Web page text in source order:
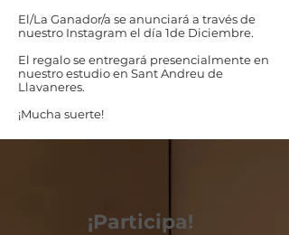
El/La Ganador/a se anunciará a través de
nuestro Instagram el día 1de Diciembre.
El regalo se entregará presencialmente en
nuestro estudio en Sant Andreu de
Llavaneres.
¡Mucha suerte!
¡Participa!